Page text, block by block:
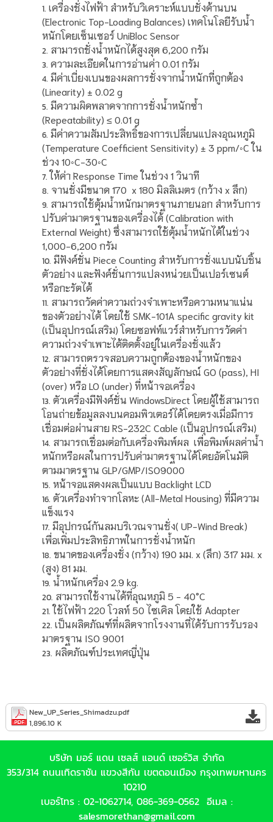
เครื่องชั่งไฟฟ้า สำหรับวิเคราะห์แบบชั่งด้านบน
(Electronic Top-Loading Balances) เทคโนโลยีรับน้ำ
หนักโดยเซ็นเซอร์ UniBloc Sensor
สามารถชั่งน้ำหนักได้สูงสุด 6,200 กรัม
ความละเอียดในการอ่านค่า 0.01 กรัม
มีค่าเบี่ยงเบนของผลการชั่งจากน้ำหนักที่ถูกต้อง
(Linearity) ± 0.02 g
มีความผิดพลาดจากการชั่งน้ำหนักซ้ำ
(Repeatability) ≤ 0.01 g
มีค่าความสัมประสิทธิ์ของการเปลี่ยนแปลงอุณหภูมิ
(Temperature Coefficient Sensitivity) ± 3 ppm/◦C ใน
ช่วง 10◦C-30◦C
ให้ค่า Response Time ในช่วง 1 วินาที
จานชั่งมีขนาด 170 x 180 มิลลิเมตร (กว้าง x ลึก)
สามารถใช้ตุ้มน้ำหนักมาตรฐานภายนอก สำหรับการ
ปรับค่ามาตรฐานของเครื่องได้ (Calibration with
External Weight) ซึ่งสามารถใช้ตุ้มน้ำหนักได้ในช่วง
1,000-6,200 กรัม
มีฟังค์ชั่น Piece Counting สำหรับการชั่งแบบนับชิ้น
ตัวอย่าง และฟังค์ชั่นการแปลงหน่วยเป็นเปอร์เซนต์
หรือกะรัตได้
สามารถวัดค่าความถ่วงจำเพาะหรือความหนาแน่น
ของตัวอย่างได้ โดยใช้ SMK-101A specific gravity kit
(เป็นอุปกรณ์เสริม) โดยซอฟท์แวร์สำหรับการวัดค่า
ความถ่วงจำเพาะได้ติดตั้งอยู่ในเครื่องชั่งแล้ว
สามารถตรวจสอบความถูกต้องของน้ำหนักของ
ตัวอย่างที่ชั่งได้โดยการแสดงสัญลักษณ์ GO (pass), HI
(over) หรือ LO (under) ที่หน้าจอเครื่อง
ตัวเครื่องมีฟังค์ชั่น WindowsDirect โดยผู้ใช้สามารถ
โอนถ่ายข้อมูลลงบนคอมพิวเตอร์ได้โดยตรงเมื่อมีการ
เชื่อมต่อผ่านสาย RS-232C Cable (เป็นอุปกรณ์เสริม)
สามารถเชื่อมต่อกับเครื่องพิมพ์ผล เพื่อพิมพ์ผลค่าน้ำ
หนักหรือผลในการปรับค่ามาตรฐานได้โดยอัตโนมัติ
ตามมาตรฐาน GLP/GMP/ISO9000
หน้าจอแสดงผลเป็นแบบ Backlight LCD
ตัวเครื่องทำจากโลหะ (All-Metal Housing) ที่มีความ
แข็งแรง
มีอุปกรณ์กันลมบริเวณจานชั่ง( UP-Wind Break)
เพื่อเพิ่มประสิทธิภาพในการชั่งน้ำหนัก
ขนาดของเครื่องชั่ง (กว้าง) 190 มม. x (ลึก) 317 มม. x
(สูง) 81 มม.
น้ำหนักเครื่อง 2.9 kg.
สามารถใช้งานได้ที่อุณหภูมิ 5 - 40°C
ใช้ไฟฟ้า 220 โวลท์ 50 ไซเคิล โดยใช้ Adapter
เป็นผลิตภัณฑ์ที่ผลิตจากโรงงานที่ได้รับการรับรอง
มาตรฐาน ISO 9001
ผลิตภัณฑ์ประเทศญี่ปุ่น
New_UP_Series_Shimadzu.pdf
1,896.10 K
บริษัท มอร์ แดน เซลส์ แอนด์ เซอร์วิส จำกัด
353/314 ถนนเทิดราชัน แขวงสีกัน เขตดอนเมือง กรุงเทพมหานคร
10210
เบอร์โทร : 02-1062714, 086-369-0562 อีเมล :
salesmorethan@gmail.com